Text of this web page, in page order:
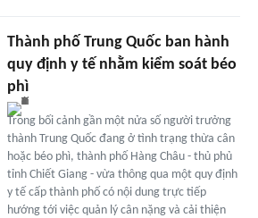
Thành phố Trung Quốc ban hành
quy định y tế nhằm kiểm soát béo
phì
Trong bối cảnh gần một nửa số người trưởng
thành Trung Quốc đang ở tình trạng thừa cân
hoặc béo phì, thành phố Hàng Châu - thủ phủ
tỉnh Chiết Giang - vừa thông qua một quy định
y tế cấp thành phố có nội dung trực tiếp
hướng tới việc quản lý cân nặng và cải thiện